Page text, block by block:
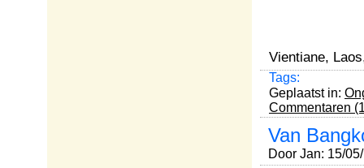
Vientiane,
Tags:
Geplaatst in:
Commentaren
Van
Door Jan: 15/